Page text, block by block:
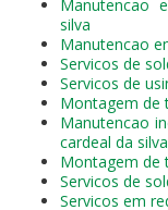
Manutencao
silva
Manutencao
Servicos de
Servicos de
Montagem de
Manutencao
cardeal da silva
Montagem de
Servicos de
Servicos em